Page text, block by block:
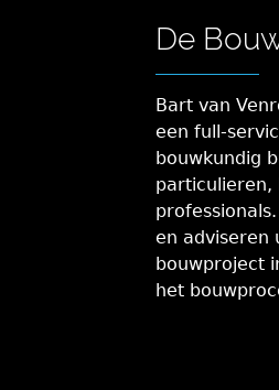
De
Bart van
een full-
bouwkundig
particulieren,
en adviseren
bouwproject
het